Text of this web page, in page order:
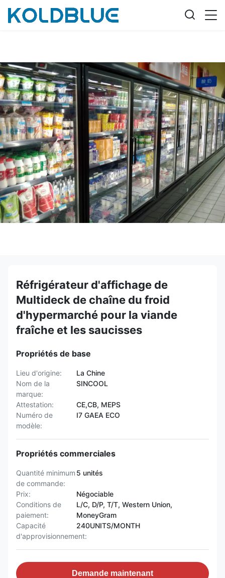
Réfrigérateur d'affichage de
Multideck de chaîne du froid
d'hypermarché pour la viande
fraîche et les saucisses
Propriétés de base
Lieu d'origine:
La Chine
Nom de la
marque:
SINCOOL
Attestation:
CE,CB, MEPS
Numéro de
modèle:
I7 GAEA ECO
Propriétés commerciales
Quantité minimum
de commande:
5 unités
Prix:
Négociable
Conditions de
paiement:
L/C, D/P, T/T, Western Union,
MoneyGram
Capacité
d'approvisionnement:
240UNITS/MONTH
Demande maintenant